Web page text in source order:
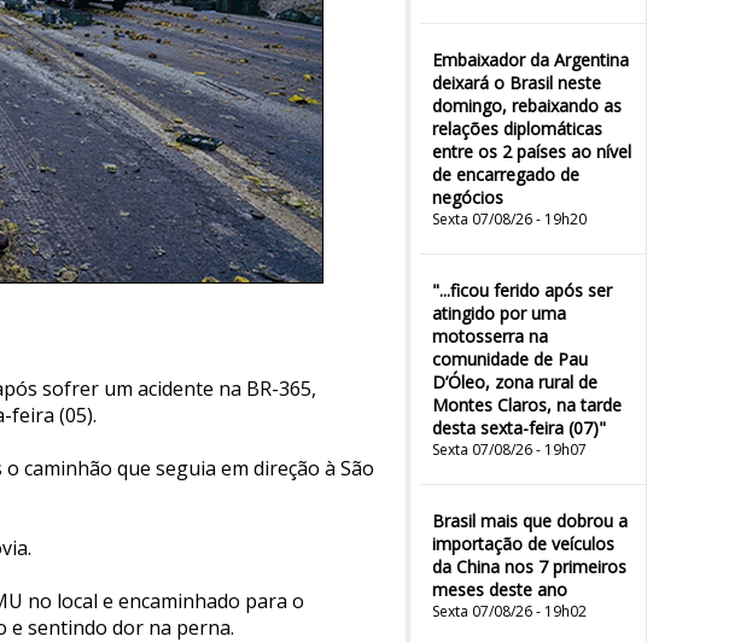
Embaixador da Argentina
deixará o Brasil neste
domingo, rebaixando as
relações diplomáticas
entre os 2 países ao nível
de encarregado de
negócios
Sexta 07/08/26 - 19h20
"...ficou ferido após ser
atingido por uma
motosserra na
comunidade de Pau
D’Óleo, zona rural de
Montes Claros, na tarde
desta sexta-feira (07)"
Sexta 07/08/26 - 19h07
Brasil mais que dobrou a
importação de veículos
da China nos 7 primeiros
meses deste ano
Sexta 07/08/26 - 19h02
sofrer um acidente na BR-365,
feira (05).
caminhão que seguia em direção à São
no local e encaminhado para o
e sentindo dor na perna.